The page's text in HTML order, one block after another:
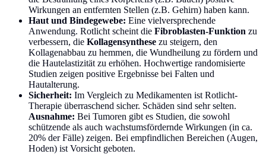
Wirkungen an entfernten Stellen (z.B. Gehirn) haben kann.
Haut und Bindegewebe: Eine vielversprechende
Anwendung. Rotlicht scheint die Fibroblasten-Funktion zu
verbessern, die Kollagensynthese zu steigern, den
Kollagenabbau zu hemmen, die Wundheilung zu fördern und
die Hautelastizität zu erhöhen. Hochwertige randomisierte
Studien zeigen positive Ergebnisse bei Falten und
Hautalterung.
Sicherheit: Im Vergleich zu Medikamenten ist Rotlicht-
Therapie überraschend sicher. Schäden sind sehr selten.
Ausnahme: Bei Tumoren gibt es Studien, die sowohl
schützende als auch wachstumsfördernde Wirkungen (in ca.
20% der Fälle) zeigen. Bei empfindlichen Bereichen (Augen,
Hoden) ist Vorsicht geboten.